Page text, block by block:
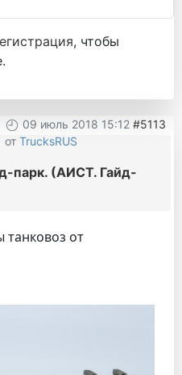
, чтобы
09 июль 2018 15:12 #5113
от TrucksRUS
парк. (АИСТ. Гайд-
от